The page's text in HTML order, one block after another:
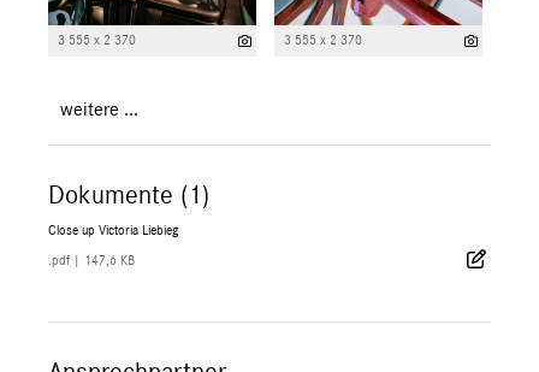
3 555 x 2 370 3 555 x 2 370
weitere ...
Dokumente (1)
Close up Victoria Liebieg
.pdf 147,6 KB